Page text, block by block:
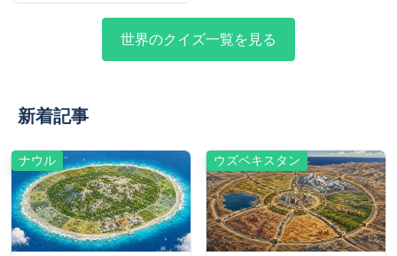
世界のクイズ一覧を見る
新着記事
ナウル ウズベキスタン